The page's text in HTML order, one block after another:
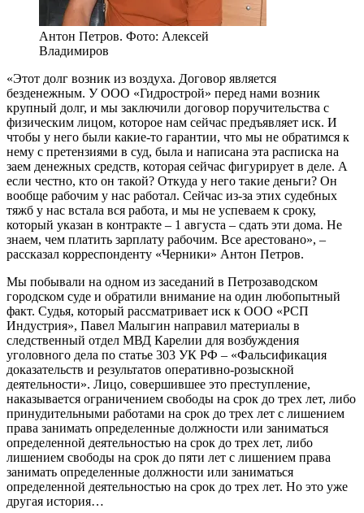
Антон Петров. Фото: Алексей
Владимиров
«Этот долг возник из воздуха. Договор является
безденежным. У ООО «Гидрострой» перед нами возник
крупный долг, и мы заключили договор поручительства с
физическим лицом, которое нам сейчас предъявляет иск. И
чтобы у него были какие-то гарантии, что мы не обратимся к
нему с претензиями в суд, была и написана эта расписка на
заем денежных средств, которая сейчас фигурирует в деле. А
если честно, кто он такой? Откуда у него такие деньги? Он
вообще рабочим у нас работал. Сейчас из-за этих судебных
тяжб у нас встала вся работа, и мы не успеваем к сроку,
который указан в контракте – 1 августа – сдать эти дома. Не
знаем, чем платить зарплату рабочим. Все арестовано», –
рассказал корреспонденту «Черники» Антон Петров.
Мы побывали на одном из заседаний в Петрозаводском
городском суде и обратили внимание на один любопытный
факт. Судья, который рассматривает иск к ООО «РСП
Индустрия», Павел Малыгин направил материалы в
следственный отдел МВД Карелии для возбуждения
уголовного дела по статье 303 УК РФ – «Фальсификация
доказательств и результатов оперативно-розыскной
деятельности». Лицо, совершившее это преступление,
наказывается ограничением свободы на срок до трех лет, либо
принудительными работами на срок до трех лет с лишением
права занимать определенные должности или заниматься
определенной деятельностью на срок до трех лет, либо
лишением свободы на срок до пяти лет с лишением права
занимать определенные должности или заниматься
определенной деятельностью на срок до трех лет. Но это уже
другая история…